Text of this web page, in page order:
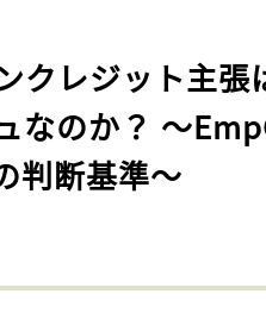
クレジット主張
なのか？ 〜
判断基準〜